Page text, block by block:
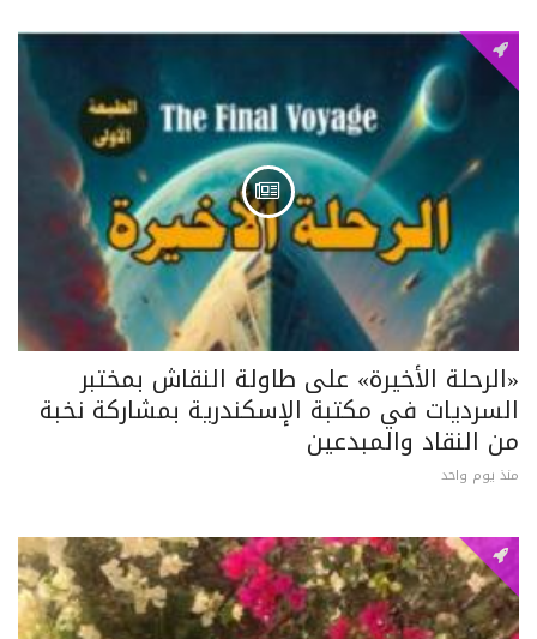
«الرحلة الأخيرة» على طاولة النقاش بمختبر
السرديات في مكتبة الإسكندرية بمشاركة نخبة
من النقاد والمبدعين
منذ يوم واحد